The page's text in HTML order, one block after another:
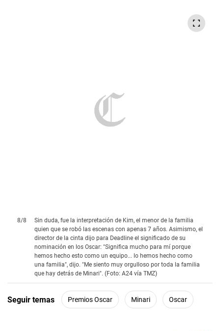
8/8
Sin duda, fue la interpretación de Kim, el menor de la familia
quien que se robó las escenas con apenas 7 años. Asimismo, el
director de la cinta dijo para Deadline el significado de su
nominación en los Oscar: "Significa mucho para mí porque
hemos hecho esto como un equipo... lo hemos hecho como
una familia", dijo. "Me siento muy orgulloso por toda la familia
que hay detrás de Minari". (Foto: A24 vía TMZ)
Seguir temas Premios Oscar Minari Oscar